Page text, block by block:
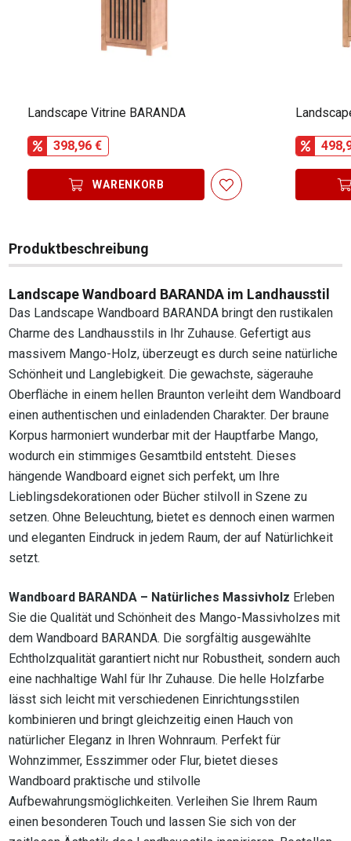
Landscape Vitrine BARANDA
398,96 €
WARENKORB
Produktbeschreibung
Landscape Wandboard BARANDA im Landhausstil
Das Landscape Wandboard BARANDA bringt den rustikalen
Charme des Landhausstils in Ihr Zuhause. Gefertigt aus
massivem Mango-Holz, überzeugt es durch seine natürliche
Schönheit und Langlebigkeit. Die gewachste, sägerauhe
Oberfläche in einem hellen Braunton verleiht dem Wandboard
einen authentischen und einladenden Charakter. Der braune
Korpus harmoniert wunderbar mit der Hauptfarbe Mango,
wodurch ein stimmiges Gesamtbild entsteht. Dieses
hängende Wandboard eignet sich perfekt, um Ihre
Lieblingsdekorationen oder Bücher stilvoll in Szene zu
setzen. Ohne Beleuchtung, bietet es dennoch einen warmen
und eleganten Eindruck in jedem Raum, der auf Natürlichkeit
setzt.
Wandboard BARANDA – Natürliches Massivholz Erleben
Sie die Qualität und Schönheit des Mango-Massivholzes mit
dem Wandboard BARANDA. Die sorgfältig ausgewählte
Echtholzqualität garantiert nicht nur Robustheit, sondern auch
eine nachhaltige Wahl für Ihr Zuhause. Die helle Holzfarbe
lässt sich leicht mit verschiedenen Einrichtungsstilen
kombinieren und bringt gleichzeitig einen Hauch von
natürlicher Eleganz in Ihren Wohnraum. Perfekt für
Wohnzimmer, Esszimmer oder Flur, bietet dieses
Wandboard praktische und stilvolle
Aufbewahrungsmöglichkeiten. Verleihen Sie Ihrem Raum
einen besonderen Touch und lassen Sie sich von der